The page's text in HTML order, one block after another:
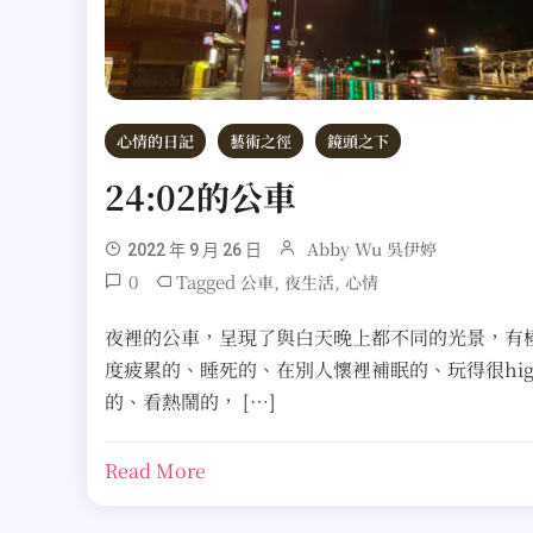
心情的日記 藝術之徑 鏡頭之下
24:02的公車
2022 年 9 月 26 日 Abby Wu 吳伊婷
0 Tagged 公車, 夜生活, 心情
夜裡的公車，呈現了與白天晚上都不同的光景，有
度疲累的、睡死的、在別人懷裡補眠的、玩得很
的、看熱鬧的， […]
Read More